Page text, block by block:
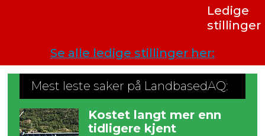
Ledige
stillinger
Se alle ledige stillinger her:
Mest leste saker på LandbasedAQ:
Kostet langt mer enn
tidligere kjent